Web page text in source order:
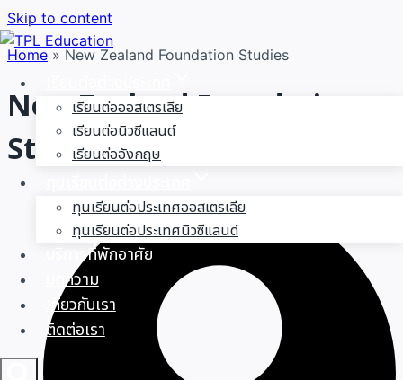
Skip to content
เรียนต่อออสเตรเลีย
เรียนต่อนิวซีแลนด์
เรียนต่ออังกฤษ
ทุนเรียนต่อประเทศออสเตรเลีย
ทุนเรียนต่อประเทศนิวซีแลนด์
บริการที่พักอาศัย
บทความ
เกี่ยวกับเรา
ติดต่อเรา
Home » New Zealand Foundation Studies
New Zealand Foundation
Studies